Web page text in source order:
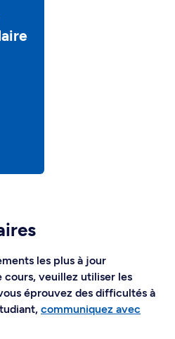
les plus à jour
veuillez utiliser les
éprouvez des difficultés à
communiquez avec